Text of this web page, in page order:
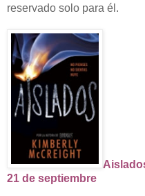
reservado solo para él.
21 de septiembre